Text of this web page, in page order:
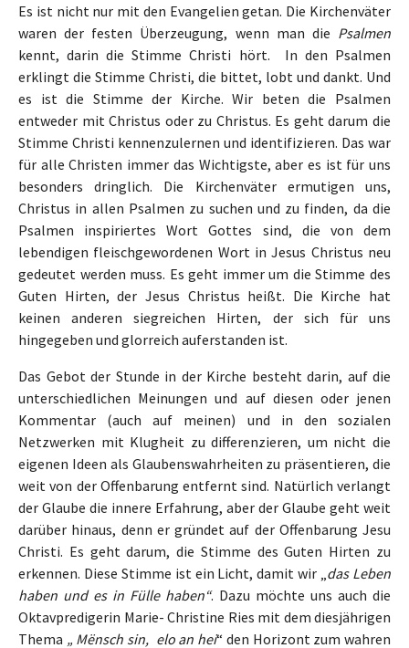
Es ist nicht nur mit den Evangelien getan. Die Kirchenväter
waren der festen Überzeugung, wenn man die Psalmen
kennt, darin die Stimme Christi hört. In den Psalmen
erklingt die Stimme Christi, die bittet, lobt und dankt. Und
es ist die Stimme der Kirche. Wir beten die Psalmen
entweder mit Christus oder zu Christus. Es geht darum die
Stimme Christi kennenzulernen und identifizieren. Das war
für alle Christen immer das Wichtigste, aber es ist für uns
besonders dringlich. Die Kirchenväter ermutigen uns,
Christus in allen Psalmen zu suchen und zu finden, da die
Psalmen inspiriertes Wort Gottes sind, die von dem
lebendigen fleischgewordenen Wort in Jesus Christus neu
gedeutet werden muss. Es geht immer um die Stimme des
Guten Hirten, der Jesus Christus heißt. Die Kirche hat
keinen anderen siegreichen Hirten, der sich für uns
hingegeben und glorreich auferstanden ist.
Das Gebot der Stunde in der Kirche besteht darin, auf die
unterschiedlichen Meinungen und auf diesen oder jenen
Kommentar (auch auf meinen) und in den sozialen
Netzwerken mit Klugheit zu differenzieren, um nicht die
eigenen Ideen als Glaubenswahrheiten zu präsentieren, die
weit von der Offenbarung entfernt sind. Natürlich verlangt
der Glaube die innere Erfahrung, aber der Glaube geht weit
darüber hinaus, denn er gründet auf der Offenbarung Jesu
Christi. Es geht darum, die Stimme des Guten Hirten zu
erkennen. Diese Stimme ist ein Licht, damit wir „ das Leben
haben und es in Fülle haben“. Dazu möchte uns auch die
Oktavpredigerin Marie- Christine Ries mit dem diesjährigen
Thema „ Mënsch sin, elo an hei“ den Horizont zum wahren